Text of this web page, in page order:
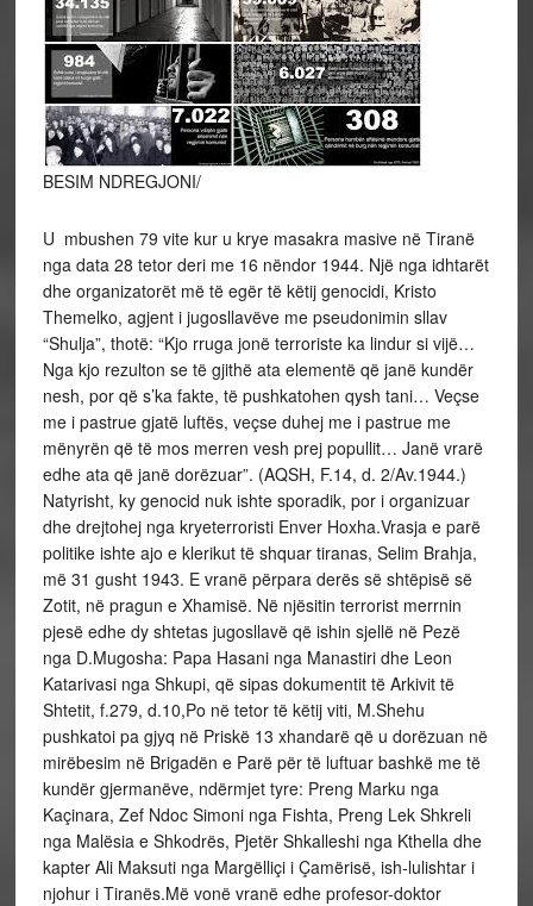
BESIM NDREGJONI/
U mbushen 79 vite kur u krye masakra masive në Tiranë
nga data 28 tetor deri me 16 nëndor 1944. Një nga idhtarët
dhe organizatorët më të egër të këtij genocidi, Kristo
Themelko, agjent i jugosllavëve me pseudonimin sllav
“Shulja”, thotë: “Kjo rruga jonë terroriste ka lindur si vijë…
Nga kjo rezulton se të gjithë ata elementë që janë kundër
nesh, por që s’ka fakte, të pushkatohen qysh tani… Veçse
me i pastrue gjatë luftës, veçse duhej me i pastrue me
mënyrën që të mos merren vesh prej popullit… Janë vrarë
edhe ata që janë dorëzuar”. (AQSH, F.14, d. 2/Av.1944.)
Natyrisht, ky genocid nuk ishte sporadik, por i organizuar
dhe drejtohej nga kryeterroristi Enver Hoxha.Vrasja e parë
politike ishte ajo e klerikut të shquar tiranas, Selim Brahja,
më 31 gusht 1943. E vranë përpara derës së shtëpisë së
Zotit, në pragun e Xhamisë. Në njësitin terrorist merrnin
pjesë edhe dy shtetas jugosllavë që ishin sjellë në Pezë
nga D.Mugosha: Papa Hasani nga Manastiri dhe Leon
Katarivasi nga Shkupi, që sipas dokumentit të Arkivit të
Shtetit, f.279, d.10,Po në tetor të këtij viti, M.Shehu
pushkatoi pa gjyq në Priskë 13 xhandarë që u dorëzuan në
mirëbesim në Brigadën e Parë për të luftuar bashkë me të
kundër gjermanëve, ndërmjet tyre: Preng Marku nga
Kaçinara, Zef Ndoc Simoni nga Fishta, Preng Lek Shkreli
nga Malësia e Shkodrës, Pjetër Shkalleshi nga Kthella dhe
kapter Ali Maksuti nga Margëlliçi i Çamërisë, ish-lulishtar i
njohur i Tiranës.Më vonë vranë edhe profesor-doktor